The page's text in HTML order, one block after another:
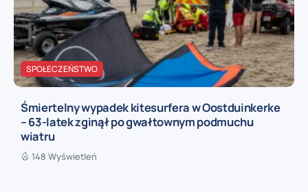
SPOŁECZEŃSTWO
Śmiertelny wypadek kitesurfera w Oostduinkerke
– 63-latek zginął po gwałtownym podmuchu
wiatru
148 Wyświetleń